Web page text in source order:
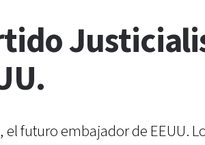
futuro embajador de EEUU.